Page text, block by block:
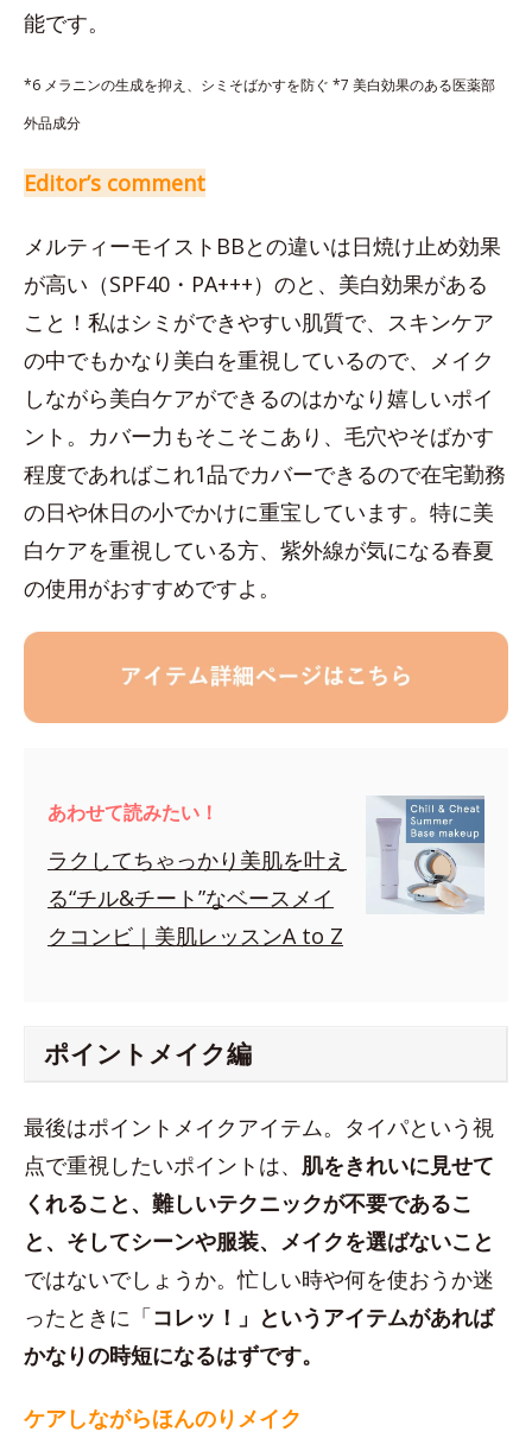
能です。
*6 メラニンの生成を抑え、シミそばかすを防ぐ *7 美白効果のある医薬部
外品成分
Editor’s comment
メルティーモイストBBとの違いは日焼け止め効果
が高い（SPF40・PA+++）のと、美白効果がある
こと！私はシミができやすい肌質で、スキンケア
の中でもかなり美白を重視しているので、メイク
しながら美白ケアができるのはかなり嬉しいポイ
ント。カバー力もそこそこあり、毛穴やそばかす
程度であればこれ1品でカバーできるので在宅勤務
の日や休日の小でかけに重宝しています。特に美
白ケアを重視している方、紫外線が気になる春夏
の使用がおすすめですよ。
あわせて読みたい！
ラクしてちゃっかり美肌を叶え
る“チル&チート”なベースメイ
クコンビ｜美肌レッスンA to Z
ポイントメイク編
最後はポイントメイクアイテム。タイパという視
点で重視したいポイントは、 肌をきれいに見せて
くれること、難しいテクニックが不要であるこ
と、そしてシーンや服装、メイクを選ばないこと
ではないでしょうか。忙しい時や何を使おうか迷
ったときに「コレッ！」というアイテムがあれば
かなりの時短になるはずです。
ケアしながらほんのりメイク